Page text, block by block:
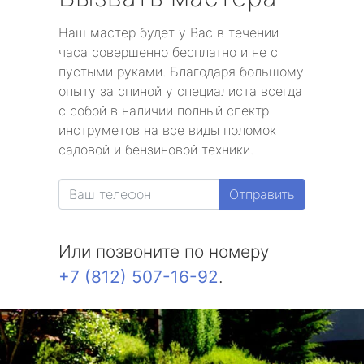
Наш мастер будет у Вас в течении
часа совершенно бесплатно и не с
пустыми руками. Благодаря большому
опыту за спиной у специалиста всегда
с собой в наличии полный спектр
инструметов на все виды поломок
садовой и бензиновой техники.
Отправить
Или позвоните по номеру
+7 (812) 507-16-92.